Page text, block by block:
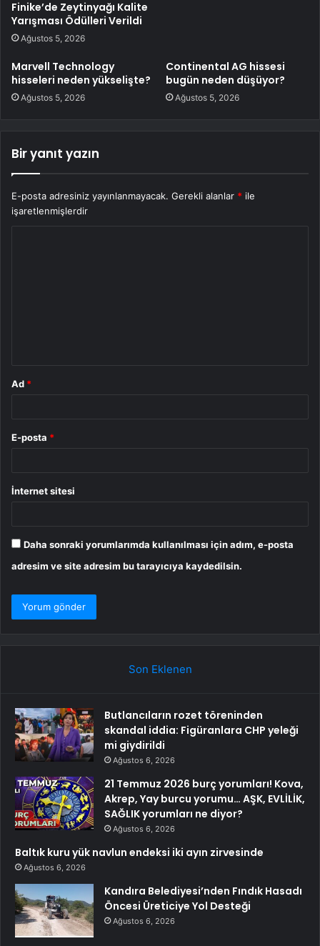
Finike’de Zeytinyağı Kalite
Yarışması Ödülleri Verildi
Ağustos 5, 2026
Marvell Technology
hisseleri neden yükselişte?
Ağustos 5, 2026
Continental AG hissesi
bugün neden düşüyor?
Ağustos 5, 2026
Bir yanıt yazın
E-posta adresiniz yayınlanmayacak. Gerekli alanlar * ile
işaretlenmişlerdir
Ad *
E-posta *
İnternet sitesi
Daha sonraki yorumlarımda kullanılması için adım, e-posta
adresim ve site adresim bu tarayıcıya kaydedilsin.
Son Eklenen
Butlancıların rozet töreninden
skandal iddia: Figüranlara CHP yeleği
mi giydirildi
Ağustos 6, 2026
21 Temmuz 2026 burç yorumları! Kova,
Akrep, Yay burcu yorumu… AŞK, EVLİLİK,
SAĞLIK yorumları ne diyor?
Ağustos 6, 2026
Baltık kuru yük navlun endeksi iki ayın zirvesinde
Ağustos 6, 2026
Kandıra Belediyesi’nden Fındık Hasadı
Öncesi Üreticiye Yol Desteği
Ağustos 6, 2026